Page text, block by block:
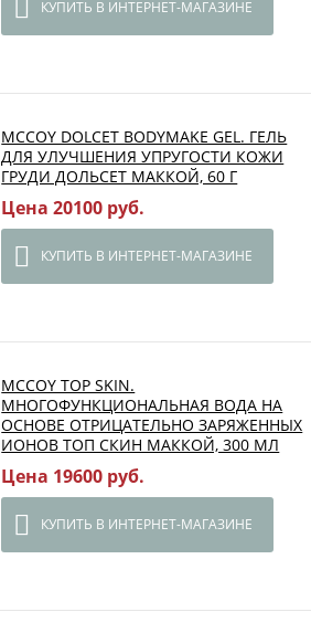
КУПИТЬ В ИНТЕРНЕТ-МАГАЗИНЕ
MCCOY DOLCET BODYMAKE GEL. ГЕЛЬ
ДЛЯ УЛУЧШЕНИЯ УПРУГОСТИ КОЖИ
ГРУДИ ДОЛЬСЕТ МАККОЙ, 60 Г
Цена 20100 руб.
КУПИТЬ В ИНТЕРНЕТ-МАГАЗИНЕ
MCCOY TOP SKIN.
МНОГОФУНКЦИОНАЛЬНАЯ ВОДА НА
ОСНОВЕ ОТРИЦАТЕЛЬНО ЗАРЯЖЕННЫХ
ИОНОВ ТОП СКИН МАККОЙ, 300 МЛ
Цена 19600 руб.
КУПИТЬ В ИНТЕРНЕТ-МАГАЗИНЕ